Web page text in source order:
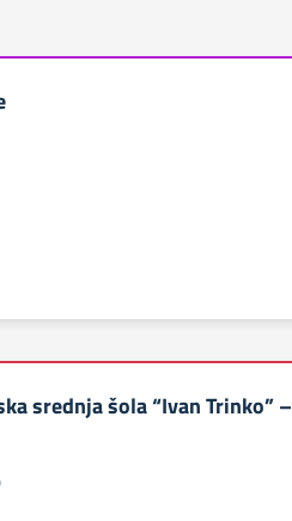
srednja šola “Ivan Trinko” –